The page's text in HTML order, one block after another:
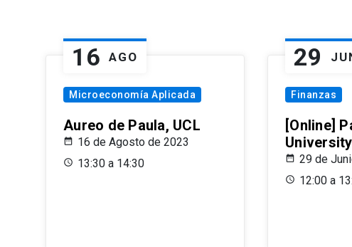
16 AGO
Microeconomía Aplicada
Aureo de Paula, UCL
16 de Agosto de 2023
13:30 a 14:30
29
Finanzas
[Online]
29 de
12:00 a